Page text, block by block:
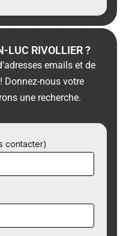
LUC RIVOLLIER ?
emails et de
Donnez-nous votre
une recherche.
contacter)